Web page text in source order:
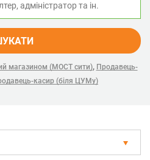
магазином (МОСТ сити), Продавець-
касир (біля ЦУМу)